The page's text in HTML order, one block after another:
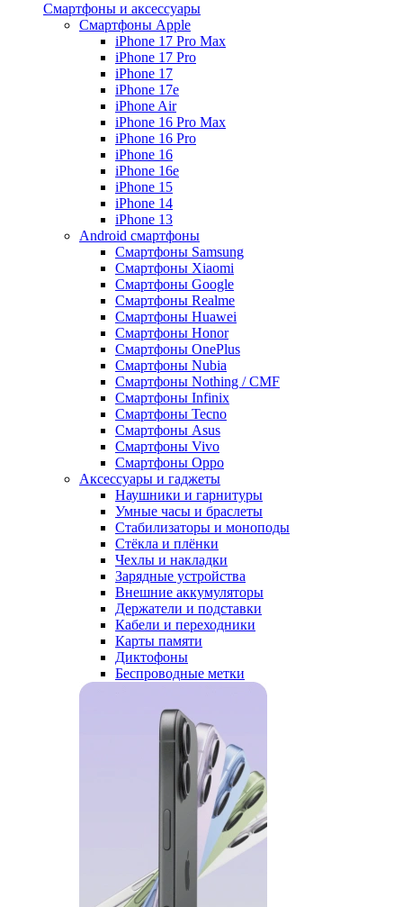
Смартфоны и аксессуары
Смартфоны Apple
iPhone 17 Pro Max
iPhone 17 Pro
iPhone 17
iPhone 17e
iPhone Air
iPhone 16 Pro Max
iPhone 16 Pro
iPhone 16
iPhone 16e
iPhone 15
iPhone 14
iPhone 13
Android cмартфоны
Смартфоны Samsung
Смартфоны Xiaomi
Смартфоны Google
Смартфоны Realme
Смартфоны Huawei
Смартфоны Honor
Смартфоны OnePlus
Смартфоны Nubia
Смартфоны Nothing / CMF
Смартфоны Infinix
Смартфоны Tecno
Смартфоны Asus
Смартфоны Vivo
Смартфоны Oppo
Аксессуары и гаджеты
Наушники и гарнитуры
Умные часы и браслеты
Стабилизаторы и моноподы
Стёкла и плёнки
Чехлы и накладки
Зарядные устройства
Внешние аккумуляторы
Держатели и подставки
Кабели и переходники
Карты памяти
Диктофоны
Беспроводные метки